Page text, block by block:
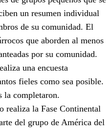
un resumen individual
de su comunidad. El
que aborden al menos
por su comunidad.
una encuesta
fieles como sea posible.
la completaron.
la Fase Continental
del grupo de América del